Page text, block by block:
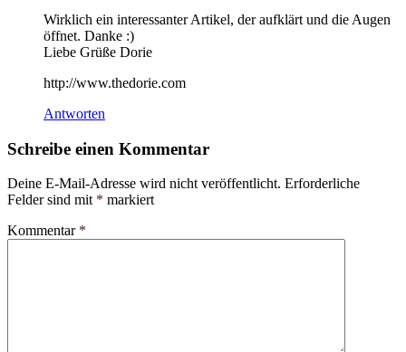
Wirklich ein interessanter Artikel, der aufklärt und die Augen
öffnet. Danke :)
Liebe Grüße Dorie
http://www.thedorie.com
Antworten
Schreibe einen Kommentar
Deine E-Mail-Adresse wird nicht veröffentlicht. Erforderliche
Felder sind mit * markiert
Kommentar *